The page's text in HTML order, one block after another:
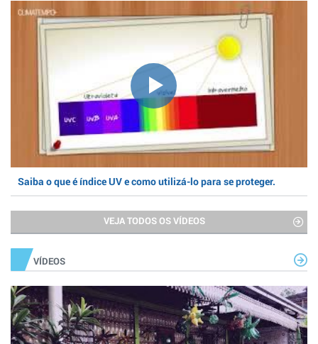
Saiba o que é índice UV e como utilizá-lo para se proteger.
VEJA TODOS OS VÍDEOS
VÍDEOS